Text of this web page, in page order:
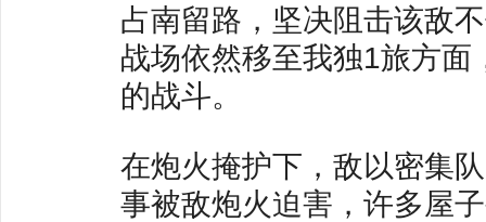
占南留路，坚决阻击该敌
战场依然移至我独1旅方
的战斗。
在炮火掩护下，敌以密集
事被敌炮火迫害，许多屋